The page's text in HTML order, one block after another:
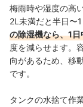
梅雨時や湿度の高
2L未満だと半日〜
の除湿機なら、1
度を減らせます。
向があるため、移
です。
タンクの水捨て作